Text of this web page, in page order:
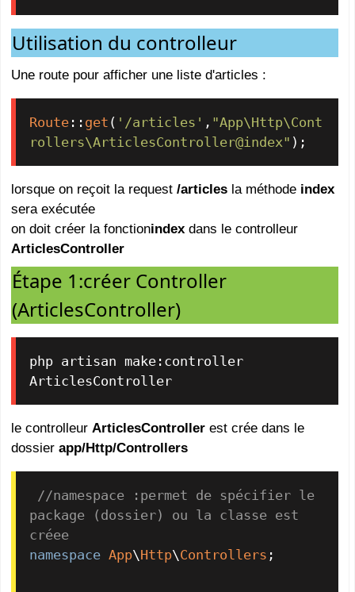
Utilisation du controlleur
Une route pour afficher une liste d'articles :
Route :: get ( '/articles' , "App\Http\Cont
rollers\ArticlesController@index" );
lorsque on reçoit la request /articles la méthode index
sera exécutée
on doit créer la fonctionindex dans le controlleur
ArticlesController
Étape 1:créer Controller
(ArticlesController)
php artisan make:controller
ArticlesController
le controlleur ArticlesController est crée dans le
dossier app/Http/Controllers
//namespace :permet de spécifier le
package (dossier) ou la classe est
créee
namespace App\Http\Controllers ;